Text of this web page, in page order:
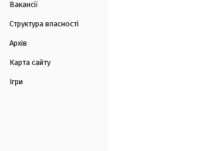
Вакансії
Структура власності
Архів
Карта сайту
Ігри